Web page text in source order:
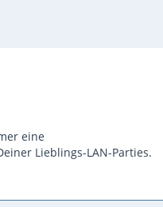
eine
Lieblings-LAN-Parties.